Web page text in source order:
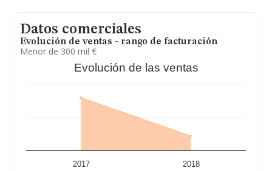
Datos comerciales
Evolución de ventas - rango de facturación
Menor de 300 mil €
Evolución de las ventas
2017 2018